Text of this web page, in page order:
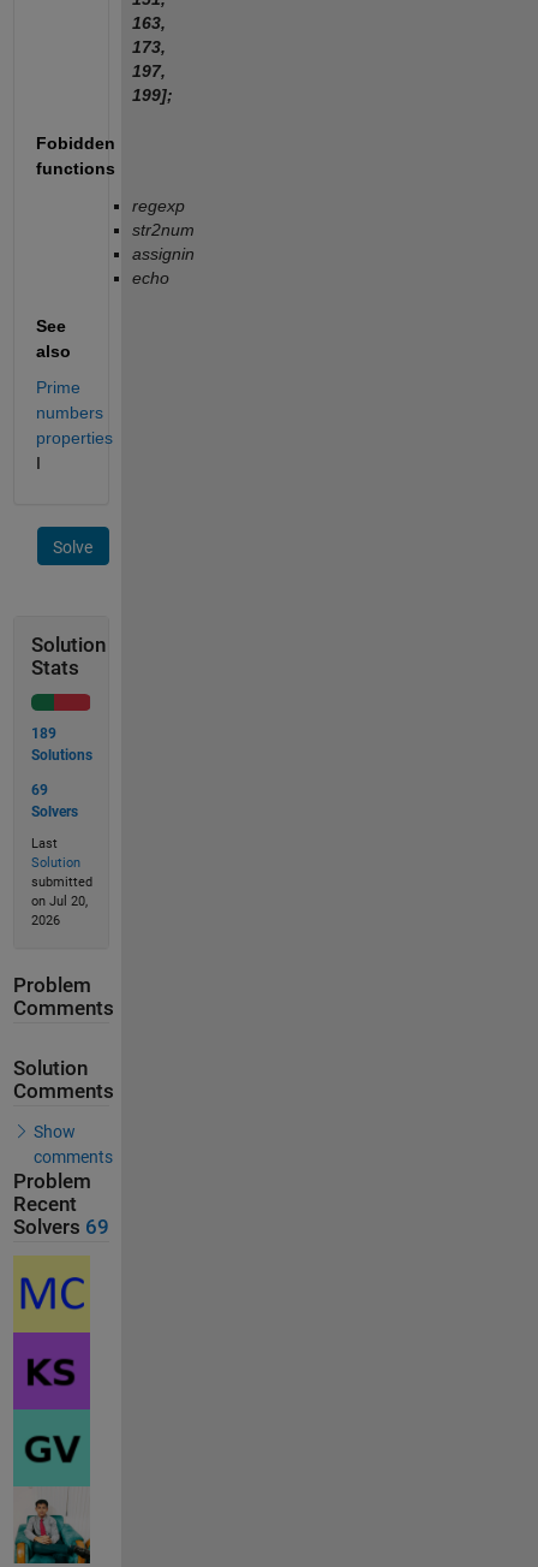
163,
173,
197,
199];
Fobidden
functions
regexp
str2num
assignin
echo
See
also
Prime
numbers
properties
I
Solve
Solution
Stats
189
Solutions
69
Solvers
Last
Solution
submitted
on Jul 20,
2026
Problem
Comments
Solution
Comments
Show
comments
Problem
Recent
Solvers 69